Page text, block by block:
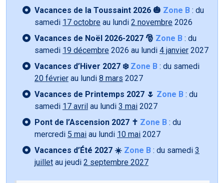
Vacances de la Toussaint 2026 🎃 Zone B : du
samedi 17 octobre au lundi 2 novembre 2026
Vacances de Noël 2026-2027 🎅 Zone B : du
samedi 19 décembre 2026 au lundi 4 janvier 2027
Vacances d’Hiver 2027 ❄️ Zone B : du samedi
20 février au lundi 8 mars 2027
Vacances de Printemps 2027 🌷 Zone B : du
samedi 17 avril au lundi 3 mai 2027
Pont de l’Ascension 2027 ✝️ Zone B : du
mercredi 5 mai au lundi 10 mai 2027
Vacances d’Été 2027 ☀️ Zone B : du samedi 3
juillet au jeudi 2 septembre 2027